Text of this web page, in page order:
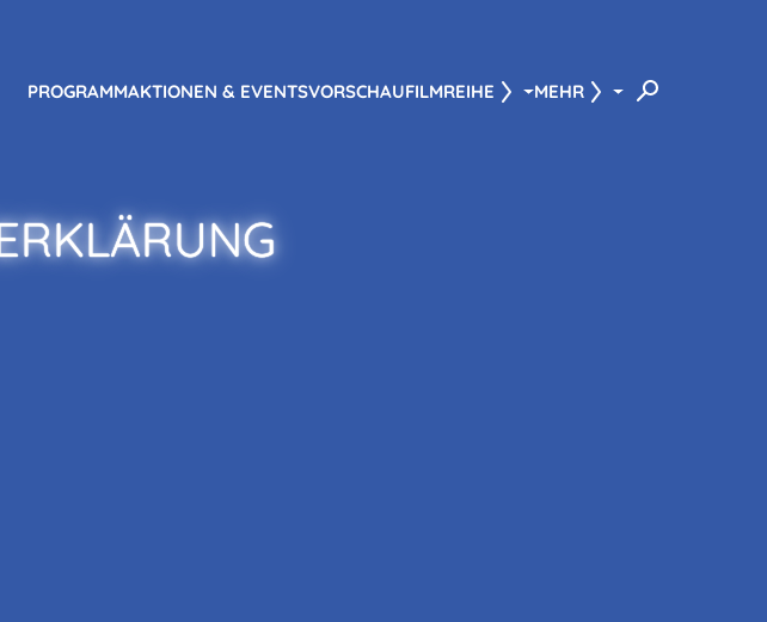
PROGRAMMAKTIONEN & EVENTSVORSCHAUFILMREIHE MEHR